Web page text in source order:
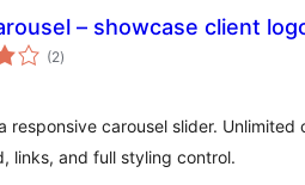
– showcase client
(2টা
মুঠ)
responsive carousel slider. Unlimited
links, and full styling control.